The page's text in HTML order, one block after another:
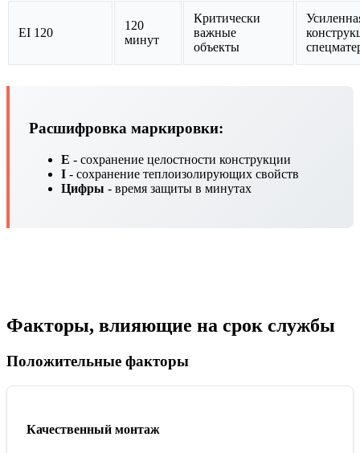
EI 120
120
минут
Критически
важные
объекты
Расшифровка маркировки:
E - сохранение целостности конструкции
I - сохранение теплоизолирующих свойств
Цифры - время защиты в минутах
Факторы, влияющие на срок службы
Положительные факторы
Качественный монтаж